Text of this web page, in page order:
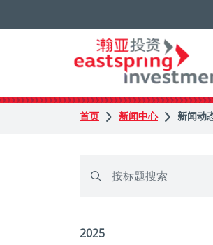
首页 新闻中心 新闻动
2025